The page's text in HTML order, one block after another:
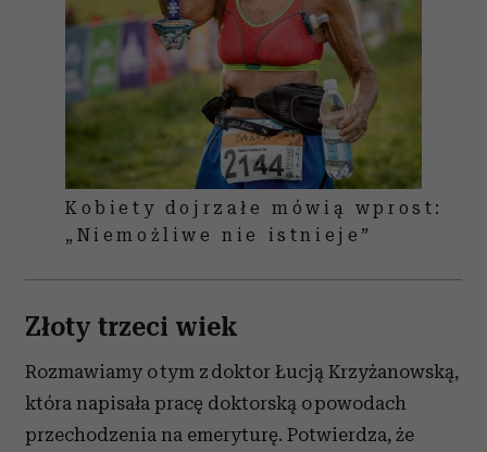
Kobiety dojrzałe mówią wprost:
„Niemożliwe nie istnieje”
Złoty trzeci wiek
Rozmawiamy o tym z doktor Łucją Krzyżanowską,
która napisała pracę doktorską o powodach
przechodzenia na emeryturę. Potwierdza, że